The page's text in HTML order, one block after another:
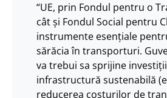
“UE, prin Fondul pentru o
cât și Fondul Social pentru
instrumente esențiale
sărăcia în transporturi.
va trebui sa sprijine
infrastructură sustenabilă
reducerea costurilor de